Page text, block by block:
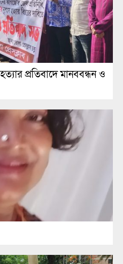
প্রতিবাদে মানববন্ধন ও